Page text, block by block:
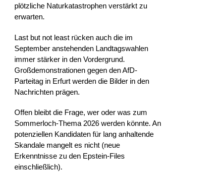
plötzliche Naturkatastrophen verstärkt zu
erwarten.
Last but not least rücken auch die im
September anstehenden Landtagswahlen
immer stärker in den Vordergrund.
Großdemonstrationen gegen den AfD-
Parteitag in Erfurt werden die Bilder in den
Nachrichten prägen.
Offen bleibt die Frage, wer oder was zum
Sommerloch-Thema 2026 werden könnte. An
potenziellen Kandidaten für lang anhaltende
Skandale mangelt es nicht (neue
Erkenntnisse zu den Epstein-Files
einschließlich).